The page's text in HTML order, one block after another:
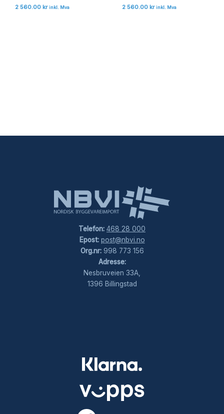
2 560.00 kr inkl. Mva 2 560.00 kr inkl. Mva
Telefon: 468 28 000
Epost: post@nbvi.no
Org.nr:998 773 156
Adresse:
Nesbruveien 33A,
1396 Billingstad